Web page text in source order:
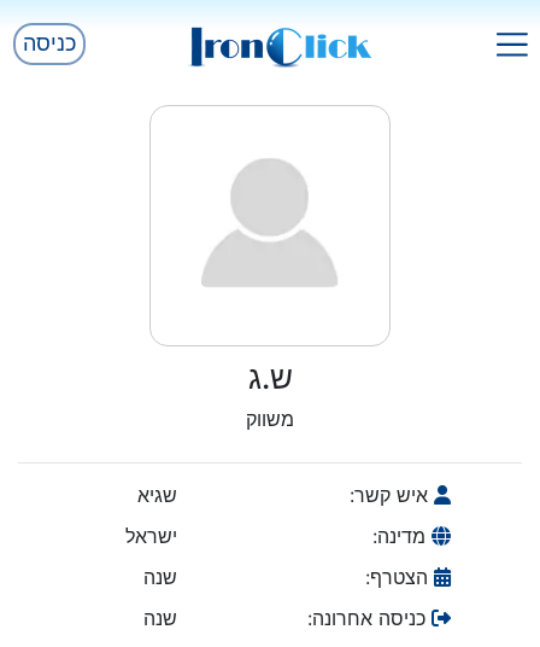
כניסה
ש.ג
משווק
איש קשר:
שגיא
מדינה:
ישראל
הצטרף:
שנה
כניסה אחרונה:
שנה